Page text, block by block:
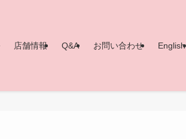
店舗情報 Q&A お問い合わせ English